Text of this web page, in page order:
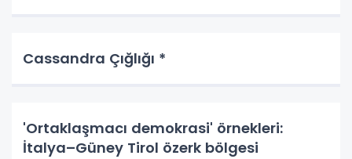
Cassandra Çığlığı *
'Ortaklaşmacı demokrasi' örnekleri:
İtalya–Güney Tirol özerk bölgesi